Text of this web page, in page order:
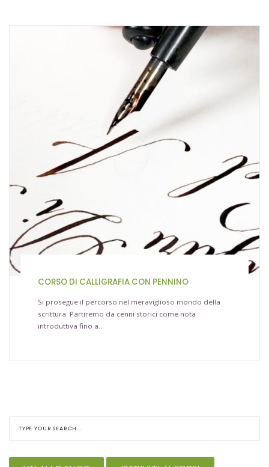
CORSO DI CALLIGRAFIA CON PENNINO
Si prosegue il percorso nel meraviglioso mondo della
scrittura. Partiremo da cenni storici come nota
introduttiva fino a…